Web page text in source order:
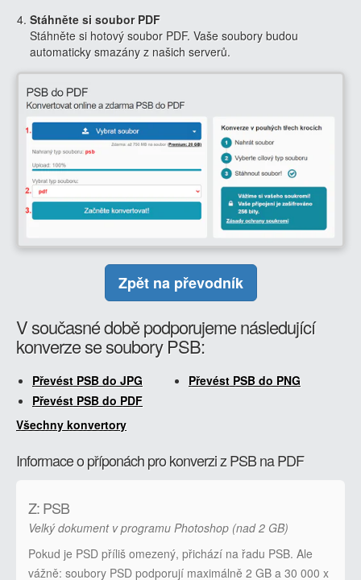
Stáhněte si soubor PDF
Stáhněte si hotový soubor PDF. Vaše soubory budou
automaticky smazány z našich serverů.
Zpět na převodník
V současné době podporujeme následující
konverze se soubory PSB:
Převést PSB do JPG
Převést PSB do PNG
Převést PSB do PDF
Všechny konvertory
Informace o příponách pro konverzi z PSB na PDF
Z: PSB
Velký dokument v programu Photoshop (nad 2 GB)
Pokud je PSD příliš omezený, přichází na řadu PSB. Ale
vážně: soubory PSD podporují maximálně 2 GB a 30 000 x